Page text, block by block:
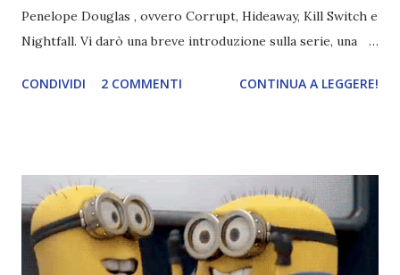
Penelope Douglas , ovvero Corrupt, Hideaway, Kill Switch e
Nightfall. Vi darò una breve introduzione sulla serie, una
e anche un breve commento sui libri singoli. I libri sono in
grande (Devil's Night 1#) Autrice : Penelope Douglas
Pagine: 448 Editore: Newton Compton Editori
Pubblicazione: 10 Gennaio 2023 Traduttore: Laura Lancini
Trama: “Si chiama Michael Crist. È il fratello maggiore del
CONDIVIDI 2 COMMENTI CONTINUA A LEGGERE!